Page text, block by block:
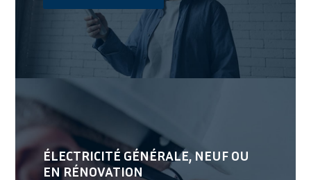
ÉLECTRICITÉ GÉNÉRALE, NEUF OU
EN RÉNOVATION